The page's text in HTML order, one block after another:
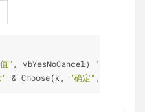
" , vbYesNoCancel)
' 根据点选
& Choose(k, "确定" ,